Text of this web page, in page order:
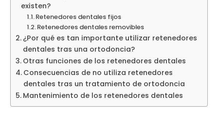
existen?
Retenedores dentales fijos
Retenedores dentales removibles
¿Por qué es tan importante utilizar retenedores
dentales tras una ortodoncia?
Otras funciones de los retenedores dentales
Consecuencias de no utiliza retenedores
dentales tras un tratamiento de ortodoncia
Mantenimiento de los retenedores dentales